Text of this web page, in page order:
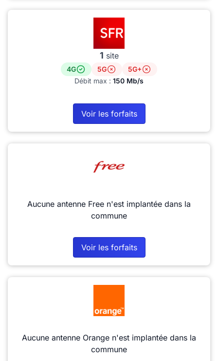
1 site
4G 5G
5G+
Débit max : 150 Mb/s
Voir les forfaits
Aucune antenne Free n'est implantée dans la
commune
Voir les forfaits
Aucune antenne Orange n'est implantée dans la
commune